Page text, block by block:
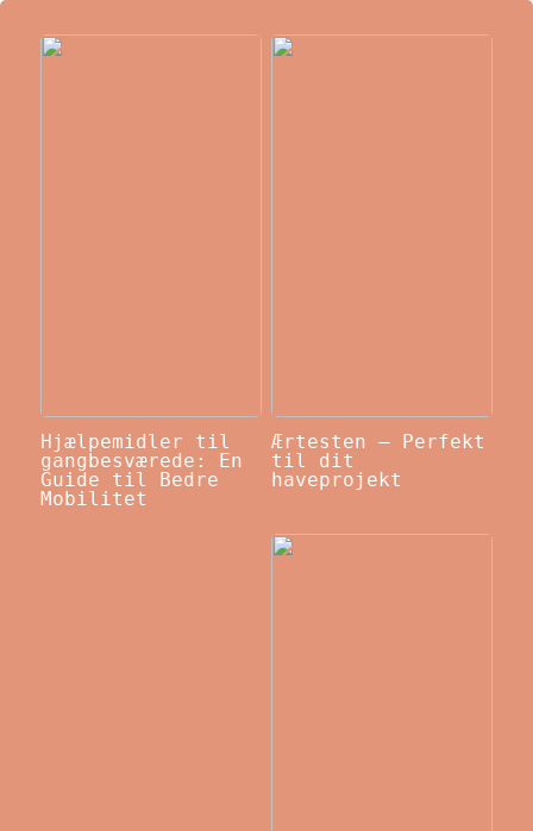
Hjælpemidler til
gangbesværede: En
Guide til Bedre
Mobilitet
Ærtesten – Perfekt
til dit
haveprojekt